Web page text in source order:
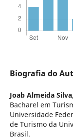
Biografia do
Joab Almeida Silva,
Bacharel em
Universidade
de Turismo da
Brasil.